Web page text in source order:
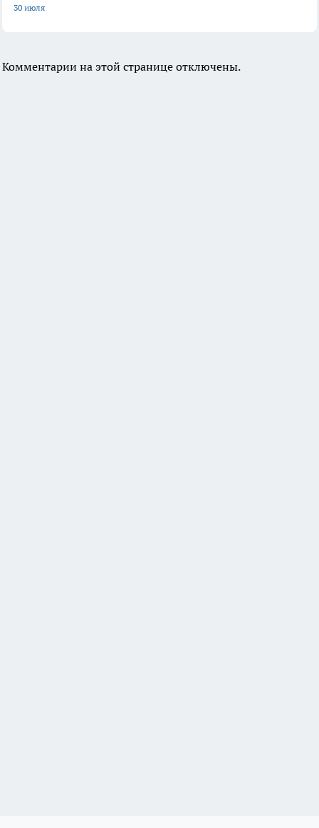
30 июля
Комментарии на этой странице отключены.